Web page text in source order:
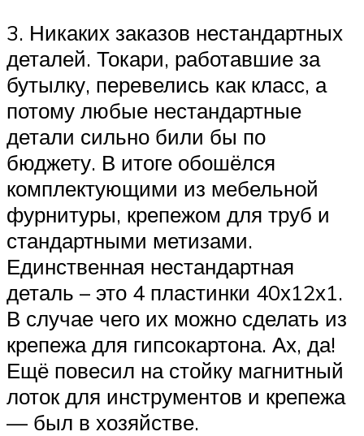
3. Никаких заказов нестандартных
деталей. Токари, работавшие за
бутылку, перевелись как класс, а
потому любые нестандартные
детали сильно били бы по
бюджету. В итоге обошёлся
комплектующими из мебельной
фурнитуры, крепежом для труб и
стандартными метизами.
Единственная нестандартная
деталь – это 4 пластинки 40х12х1.
В случае чего их можно сделать из
крепежа для гипсокартона. Ах, да!
Ещё повесил на стойку магнитный
лоток для инструментов и крепежа
— был в хозяйстве.